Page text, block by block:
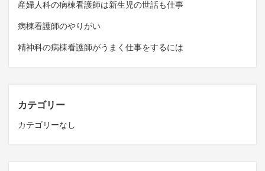
産婦人科の病棟看護師は新生児の世話も仕事
病棟看護師のやりがい
精神科の病棟看護師がうまく仕事をするには
カテゴリー
カテゴリーなし